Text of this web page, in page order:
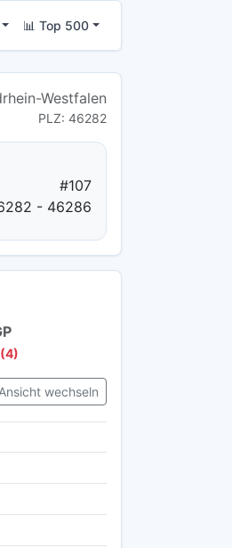
📊 Top 500
Westfalen
PLZ: 46282
#107
- 46286
(4)
wechseln